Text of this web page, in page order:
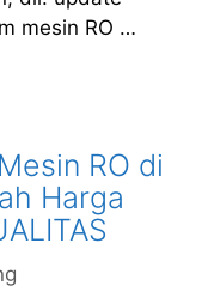
mesin RO …
RO di
Harga